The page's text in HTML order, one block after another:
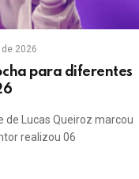
2026
para diferentes
de Lucas Queiroz marcou
realizou 06